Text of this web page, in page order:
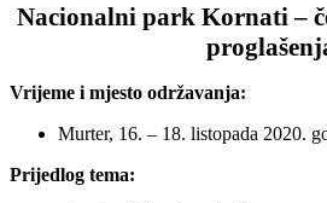
Nacionalni park Kornati –
Vrijeme i mjesto održavanja:
Murter, 16. – 18. listopada 2020.
Prijedlog tema: